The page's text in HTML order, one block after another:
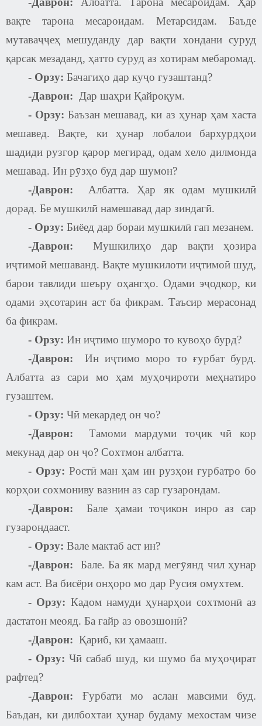
вақте тарона месароидам. Метарсидам. Баъде
мутаваҷҷеҳ мешуданду дар вақти хондани суруд
қарсак мезаданд, ҳатто суруд аз хотирам мебаромад.
- Орзу: Бачагиҳо дар куҷо гузаштанд?
-Даврон:
Дар шаҳри Қайроқум.
- Орзу: Баъзан мешавад, ки аз ҳунар ҳам хаста
мешавед. Вақте, ки ҳунар лобалои бархурдҳои
шадиди рузгор қарор мегирад, одам хело дилмонда
мешавад. Ин рӯзҳо буд дар шумон?
-Даврон:
Албатта. Ҳар як одам мушкилӣ
дорад. Бе мушкилӣ намешавад дар зиндагӣ.
- Орзу: Биёед дар бораи мушкилӣ гап мезанем.
-Даврон:
Мушкилиҳо дар вақти ҳозира
иҷтимоӣ мешаванд. Вақте мушкилоти иҷтимоӣ шуд,
барои тавлиди шеъру оҳангҳо. Одами эҷодкор, ки
одами эҳсотарин аст ба фикрам. Таъсир мерасонад
ба фикрам.
- Орзу: Ин иҷтимо шуморо то кувоҳо бурд?
-Даврон:
Ин иҷтимо моро то ғурбат бурд.
Албатта аз сари мо ҳам муҳоҷироти меҳнатиро
гузаштем.
- Орзу: Чӣ мекардед он чо?
-Даврон:
Тамоми мардуми тоҷик чӣ кор
мекунад дар он ҷо? Сохтмон албатта.
- Орзу: Ростӣ ман ҳам ин рузҳои ғурбатро бо
корҳои сохмониву вазнин аз сар гузарондам.
-Даврон:
Бале ҳамаи тоҷикон инро аз сар
гузарондааст.
- Орзу: Вале мактаб аст ин?
-Даврон:
Бале. Ба як мард мегӯянд чил ҳунар
кам аст. Ва бисёри онҳоро мо дар Русия омухтем.
- Орзу: Кадом намуди ҳунарҳои сохтмонӣ аз
дастатон меояд. Ба ғайр аз овозшонӣ?
-Даврон: Қариб, ки ҳамааш.
- Орзу: Чӣ сабаб шуд, ки шумо ба муҳоҷират
рафтед?
-Даврон: Ғурбати мо аслан мавсими буд.
Баъдан, ки дилбохтаи ҳунар будаму мехостам чизе